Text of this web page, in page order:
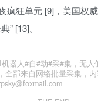
疯狂单元 [9]，美国权
” [13]。
器人#自#动#采#集，无人
全部来自网络批量采集，